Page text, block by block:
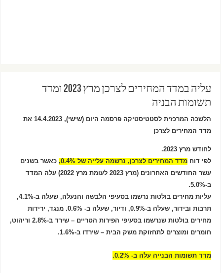
עליה במדד המחירים לצרכן מרץ 2023 ומדד
תשומות הבניה
הלשכה המרכזית לסטטיסטיקה פרסמה היום (שישי), 14.4.2023 את
מדד המחירים לצרכן
לחודש מרץ 2023.
לפי דוח מדד המחירים לצרכן, נרשמה עלייה של 0.4%,
כאשר בשנים
עשר החודשים האחרונים (מרץ 2023 לעומת מרץ 2022) עלה המדד
ב-5.0%.
עליות מחירים בולטות נרשמו בסעיפי הלבשה והנעלה, שעלה ב-4.1%,
תרבות ובידור, שעלה ב-0.9%, ודיור, שעלה ב- 0.6%. מנגד, ירידות
מחירים בולטות שנרשמו בסעיפי הפירות הטריים – שירד ב-2.8% וריהוט,
חומרים ומוצרים לתחזוקת משק הבית – שירדו ב-1.6%.
מדד תשומות הבנייה עלה ב- 0.2%.